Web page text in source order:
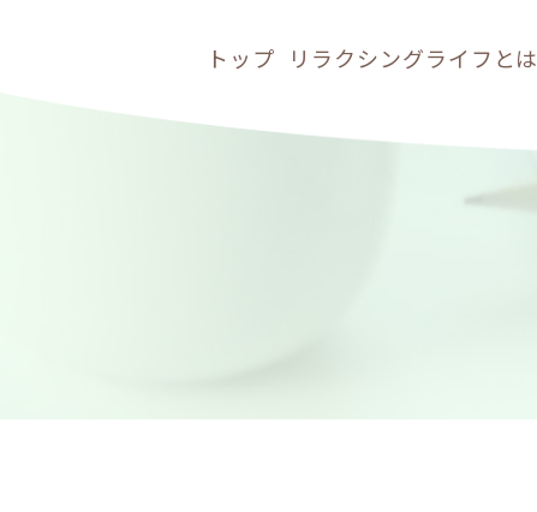
トップ リラクシングライフとは